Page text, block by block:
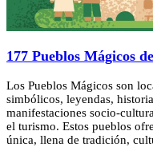
177 Pueblos Mágicos
Los Pueblos Mágicos son
simbólicos, leyendas,
manifestaciones socio-
el turismo. Estos pueblos
única, llena de tradición,